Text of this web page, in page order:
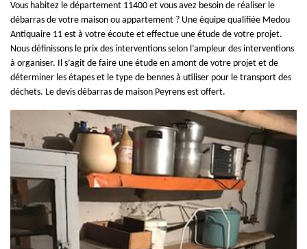
Vous habitez le département 11400 et vous avez besoin de réaliser le
débarras de votre maison ou appartement ? Une équipe qualifiée Medou
Antiquaire 11 est à votre écoute et effectue une étude de votre projet.
Nous définissons le prix des interventions selon l’ampleur des interventions
à organiser. Il s’agit de faire une étude en amont de votre projet et de
déterminer les étapes et le type de bennes à utiliser pour le transport des
déchets. Le devis débarras de maison Peyrens est offert.